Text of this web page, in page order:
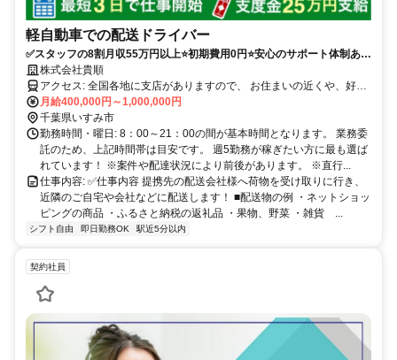
軽自動車での配送ドライバー
✅スタッフの8割月収55万円以上⭐️初期費用0円⭐️安心のサポート体制あり
（車両レンタル/事故対応等）履歴書不要！
株式会社貴順
アクセス: 全国各地に支店がありますので、 お住まいの近くや、好き
な場所で働くことが可能です。 ※自宅から車で通える範囲 ・転勤は
ありません。 ・マイカーかレンタル車両での直行直帰 ・車通勤可
月給400,000円～1,000,000円
千葉県いすみ市
勤務時間・曜日: 8：00～21：00の間が基本時間となります。 業務委
託のため、上記時間帯は目安です。 週5勤務が稼ぎたい方に最も選ば
れています！ ※案件や配達状況により前後があります。 ※直行...
仕事内容: ✅️仕事内容 提携先の配送会社様へ荷物を受け取りに行き、
近隣のご自宅や会社などに配送します！ ■配送物の例 ・ネットショッ
ピングの商品 ・ふるさと納税の返礼品 ・果物、野菜 ・雑貨 ...
シフト自由 即日勤務OK 駅近5分以内
契約社員